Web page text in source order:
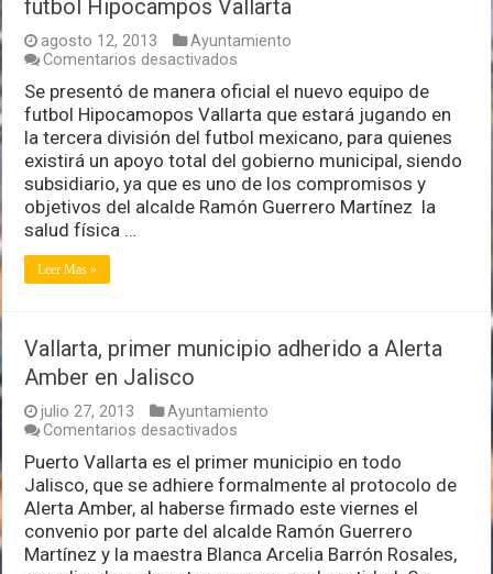
futbol Hipocampos Vallarta
agosto 12, 2013
Ayuntamiento
Comentarios desactivados
alcalde
total
apoyo
para
el
equipo
de
Se presentó de manera oficial el nuevo equipo de
futbol Hipocamopos Vallarta que estará jugando en
la tercera división del futbol mexicano, para quienes
existirá un apoyo total del gobierno municipal, siendo
subsidiario, ya que es uno de los compromisos y
objetivos del alcalde Ramón Guerrero Martínez la
salud física …
Leer Mas »
Vallarta, primer municipio adherido a Alerta
Amber en Jalisco
julio 27, 2013
Ayuntamiento
Comentarios desactivados
primer
municipio
adherido
Alerta
Amber
Puerto Vallarta es el primer municipio en todo
Jalisco, que se adhiere formalmente al protocolo de
Alerta Amber, al haberse firmado este viernes el
convenio por parte del alcalde Ramón Guerrero
Martínez y la maestra Blanca Arcelia Barrón Rosales,